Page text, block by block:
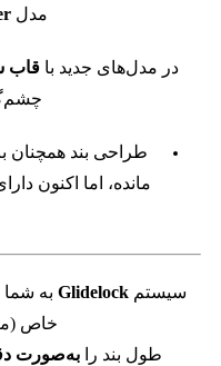
مدل
در مدل‌های جدید باقاب
طراحی بند همچنان
مانده، اما اکنون
سیستمGlidelock به شما
خاص
طول بند رابه‌صورت